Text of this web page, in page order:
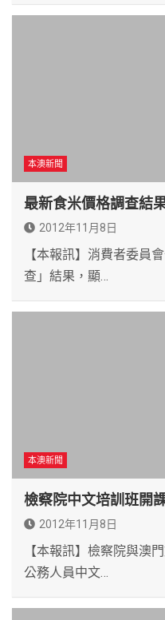
本澳新聞
最新食米價格調查結
2012年11月8日
【本報訊】消費者委員
查」結果，顯…
本澳新聞
檢察院中文培訓班開
2012年11月8日
【本報訊】檢察院與澳
公務人員中文…